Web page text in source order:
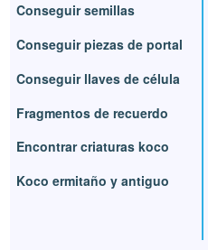
Conseguir semillas
Conseguir piezas de portal
Conseguir llaves de célula
Fragmentos de recuerdo
Encontrar criaturas koco
Koco ermitaño y antiguo